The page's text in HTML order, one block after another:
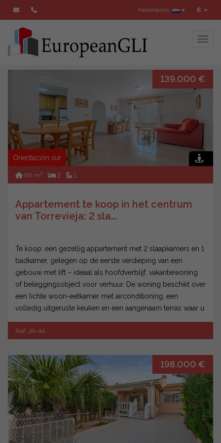
€
Nederlands
139.000 €
Orientación sur
69 m2 2 1
Appartement te koop in het centrum
van Torrevieja: 2 sla...
Te koop: een gezellig appartement met 2 slaapkamers en 1
badkamer, gelegen op de eerste verdieping van een
gebouw met lift – ideaal als hoofdverblijf, vakantiewoning
of beleggingsobject voor verhuur. De woning beschikt over
een lichte woon-eetkamer met airconditioning, een
volledig uitgeruste keuken en een aangenaam terras waar u
Costa Blanca. Het appartement wordt volledig
kunt trekken. Dankzij de ligging op het zuiden geniet u het
hele jaar door van veel natuurlijk licht. Daarnaast is het
gebouw toegankelijk voor mensen met beperkte mobiliteit,
wat zorgt voor gemak voor iedereen. Een groot pluspunt is
dat er geen gebouwen direct tegenover liggen; dit biedt
meer privacy en een vrij uitzicht. Bovendien staat er een
park gepland in de ruimte voor het gebouw – een
meerwaarde die de omgeving en de lokale leefkwaliteit ten
Ref. JR-44
198.000 €